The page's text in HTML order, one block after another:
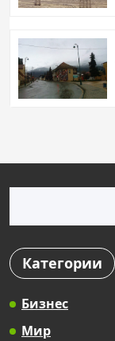
Категории
Бизнес
Мир